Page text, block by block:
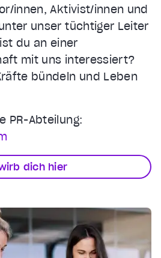
innen, Aktivist/innen und
unser tüchtiger Leiter
du an einer
mit uns interessiert?
bündeln und Leben
PR-Abteilung:
dich hier